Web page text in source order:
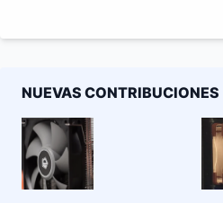
NUEVAS CONTRIBUCIONES